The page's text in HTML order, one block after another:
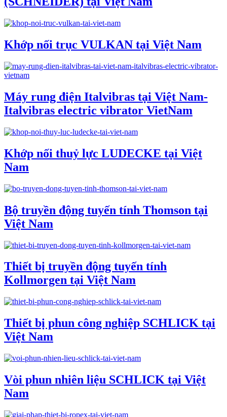
Khớp nối trục VULKAN tại Việt Nam
Máy rung điện Italvibras tại Việt Nam-
Italvibras electric vibrator VietNam
Khớp nối thuỷ lực LUDECKE tại Việt
Nam
Bộ truyền động tuyến tính Thomson tại
Việt Nam
Thiết bị truyền động tuyến tính
Kollmorgen tại Việt Nam
Thiết bị phun công nghiệp SCHLICK tại
Việt Nam
Vòi phun nhiên liệu SCHLICK tại Việt
Nam